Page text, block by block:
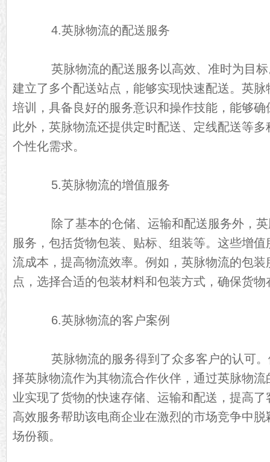
4.英脉物流的配送服务
英脉物流的配送服务以高效、准时为目标
建立了多个配送站点，能够实现快速配送。英
培训，具备良好的服务意识和操作技能，能够
此外，英脉物流还提供定时配送、定线配送等
个性化需求。
5.英脉物流的增值服务
除了基本的仓储、运输和配送服务外，英
服务，包括货物包装、贴标、组装等。这些增
流成本，提高物流效率。例如，英脉物流的包
点，选择合适的包装材料和包装方式，确保货
6.英脉物流的客户案例
英脉物流的服务得到了众多客户的认可。
择英脉物流作为其物流合作伙伴，通过英脉物
业实现了货物的快速存储、运输和配送，提高
高效服务帮助该电商企业在激烈的市场竞争中
场份额。